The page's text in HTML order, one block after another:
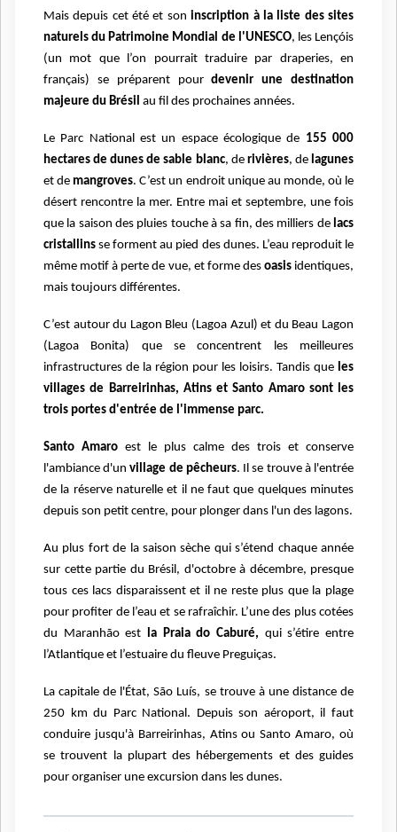
Mais depuis cet été et son inscription à la liste des sites
naturels du Patrimoine Mondial de l'UNESCO, les Lençóis
(un mot que l’on pourrait traduire par draperies, en
français) se préparent pourdevenir une destination
majeure du Brésil au fil des prochaines années.
Le Parc National est un espace écologique de 155 000
hectares de dunes de sable blanc, derivières, de lagunes
et de mangroves. C’est un endroit unique au monde, où le
désert rencontre la mer. Entre mai et septembre, une fois
que la saison des pluies touche à sa fin, des milliers delacs
cristallinsse forment au pied des dunes. L’eau reproduit le
même motif à perte de vue, et forme des oasisidentiques,
mais toujours différentes.
C’est autour du Lagon Bleu (Lagoa Azul) et du Beau Lagon
(Lagoa Bonita) que se concentrent les meilleures
infrastructures de la région pour les loisirs. Tandis que les
villages de Barreirinhas, Atins et Santo Amaro sont les
trois portes d'entrée de l'immense parc.
Santo Amaro est le plus calme des trois et conserve
l'ambiance d'unvillage de pêcheurs. Il se trouve à l'entrée
de la réserve naturelle et il ne faut que quelques minutes
depuis son petit centre, pour plonger dans l'un des lagons.
Au plus fort de la saison sèche qui s’étend chaque année
sur cette partie du Brésil, d'octobre à décembre, presque
tous ces lacs disparaissent et il ne reste plus que la plage
pour profiter de l’eau et se rafraîchir. L’une des plus cotées
du Maranhão est la Praia do Caburé, qui s’étire entre
l’Atlantique et l’estuaire du fleuve Preguiças.
La capitale de l'État, São Luís, se trouve à une distance de
250 km du Parc National. Depuis son aéroport, il faut
conduire jusqu'à Barreirinhas, Atins ou Santo Amaro, où
se trouvent la plupart des hébergements et des guides
pour organiser une excursion dans les dunes.